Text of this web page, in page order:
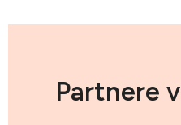
Partnere